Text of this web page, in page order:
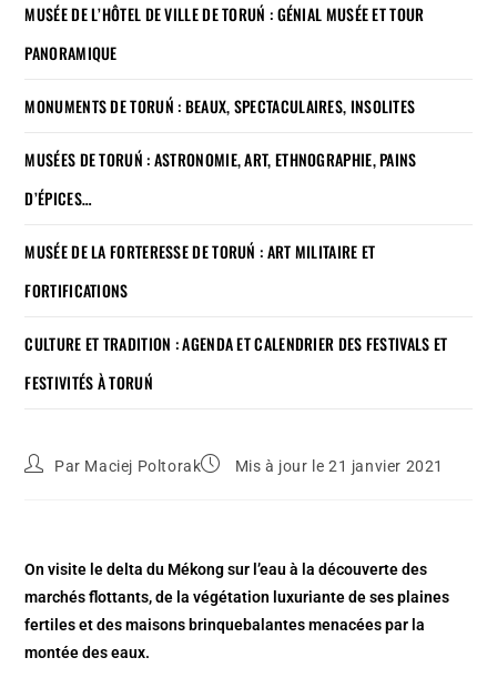
MUSÉE DE L’HÔTEL DE VILLE DE TORUŃ : GÉNIAL MUSÉE ET TOUR
PANORAMIQUE
MONUMENTS DE TORUŃ : BEAUX, SPECTACULAIRES, INSOLITES
MUSÉES DE TORUŃ : ASTRONOMIE, ART, ETHNOGRAPHIE, PAINS
D’ÉPICES…
MUSÉE DE LA FORTERESSE DE TORUŃ : ART MILITAIRE ET
FORTIFICATIONS
CULTURE ET TRADITION : AGENDA ET CALENDRIER DES FESTIVALS ET
FESTIVITÉS À TORUŃ
Par Maciej Poltorak Mis à jour le 21 janvier 2021
On visite le delta du Mékong sur l’eau à la découverte des
marchés flottants, de la végétation luxuriante de ses plaines
fertiles et des maisons brinquebalantes menacées par la
montée des eaux.